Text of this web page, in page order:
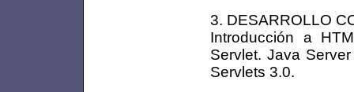
3. DESARROLLO
Introducción a
Servlet. Java
Servlets 3.0.